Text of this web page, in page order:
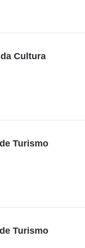
Cultura
Turismo
Turismo